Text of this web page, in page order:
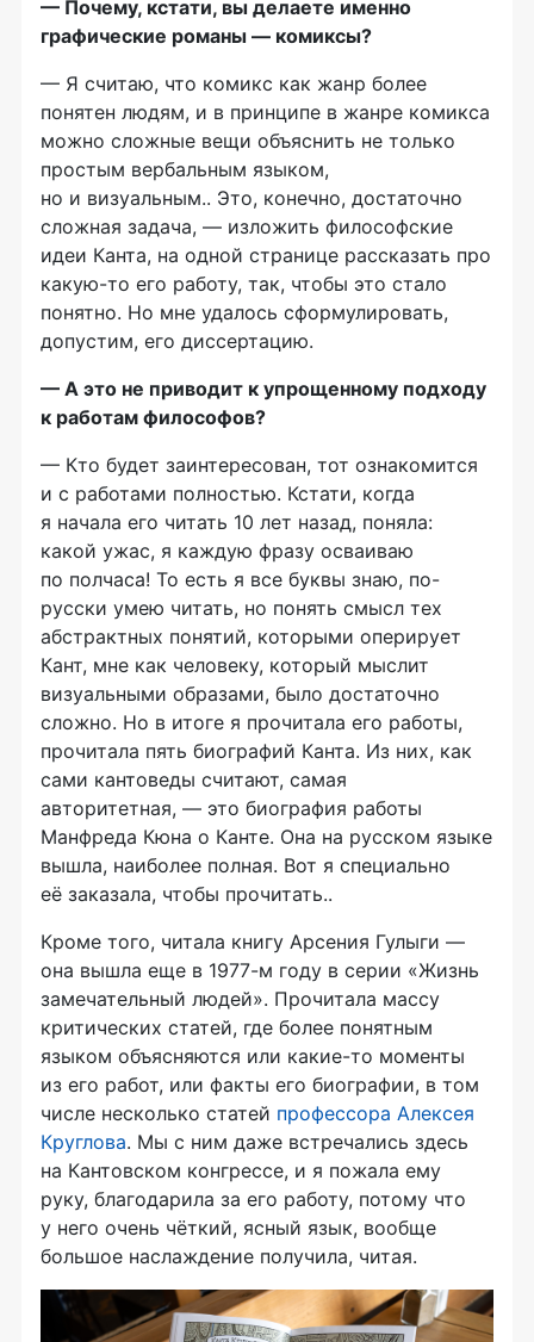
— Почему, кстати, вы делаете именно
графические романы — комиксы?
— Я считаю, что комикс как жанр более
понятен людям, и в принципе в жанре комикса
можно сложные вещи объяснить не только
простым вербальным языком,
но и визуальным.. Это, конечно, достаточно
сложная задача, — изложить философские
идеи Канта, на одной странице рассказать про
какую-то его работу, так, чтобы это стало
понятно. Но мне удалось сформулировать,
допустим, его диссертацию.
— А это не приводит к упрощенному подходу
к работам философов?
— Кто будет заинтересован, тот ознакомится
и с работами полностью. Кстати, когда
я начала его читать 10 лет назад, поняла:
какой ужас, я каждую фразу осваиваю
по полчаса! То есть я все буквы знаю, по-
русски умею читать, но понять смысл тех
абстрактных понятий, которыми оперирует
Кант, мне как человеку, который мыслит
визуальными образами, было достаточно
сложно. Но в итоге я прочитала его работы,
прочитала пять биографий Канта. Из них, как
сами кантоведы считают, самая
авторитетная, — это биография работы
Манфреда Кюна о Канте. Она на русском языке
вышла, наиболее полная. Вот я специально
её заказала, чтобы прочитать..
Кроме того, читала книгу Арсения Гулыги —
она вышла еще в 1977-м году в серии «Жизнь
замечательный людей». Прочитала массу
критических статей, где более понятным
языком объясняются или какие-то моменты
из его работ, или факты его биографии, в том
числе несколько статей профессора Алексея
Круглова. Мы с ним даже встречались здесь
на Кантовском конгрессе, и я пожала ему
руку, благодарила за его работу, потому что
у него очень чёткий, ясный язык, вообще
большое наслаждение получила, читая.